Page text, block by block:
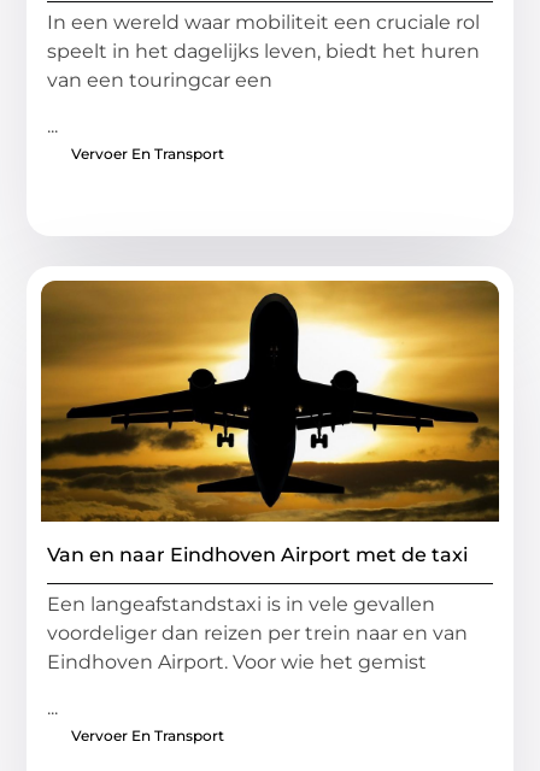
In een wereld waar mobiliteit een cruciale rol
speelt in het dagelijks leven, biedt het huren
van een touringcar een
...
Vervoer En Transport
Van en naar Eindhoven Airport met de taxi
Een langeafstandstaxi is in vele gevallen
voordeliger dan reizen per trein naar en van
Eindhoven Airport. Voor wie het gemist
...
Vervoer En Transport